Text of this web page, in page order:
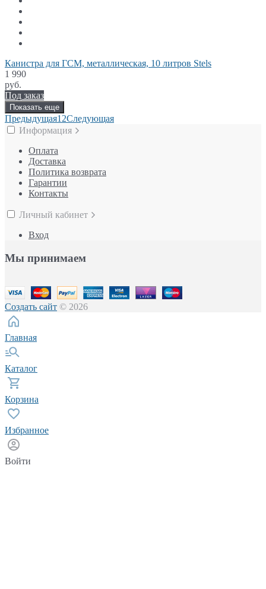
Канистра для ГСМ, металлическая, 10 литров Stels
1 990
руб.
Под заказ
Показать еще
Предыдущая1 2Следующая
Информация
Оплата
Доставка
Политика возврата
Гарантии
Контакты
Личный кабинет
Вход
Мы принимаем
Создать сайт © 2026
Главная
Каталог
Корзина
Избранное
Войти